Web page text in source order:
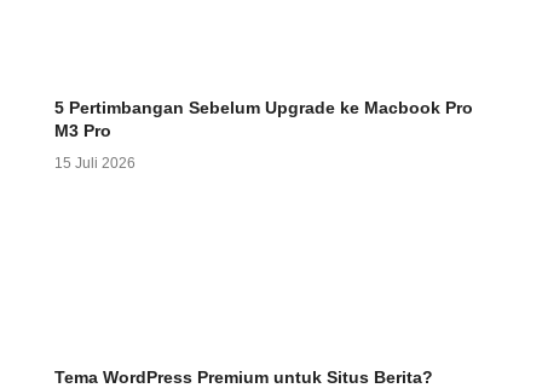
5 Pertimbangan Sebelum Upgrade ke Macbook Pro
M3 Pro
15 Juli 2026
Tema WordPress Premium untuk Situs Berita?